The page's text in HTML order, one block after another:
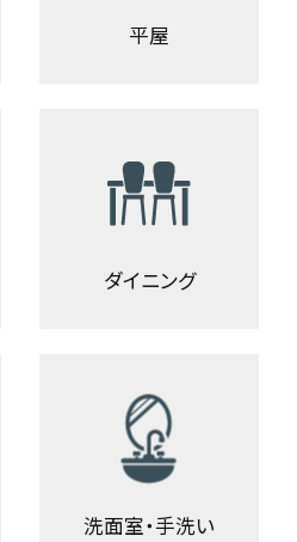
平屋
ダイニング
洗面室・手洗い